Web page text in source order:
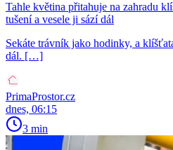
Tahle květina přitahuje na zahradu
tušení a vesele ji sází dál
Sekáte trávník jako hodinky, a
dál. […]
PrimaProstor.cz
dnes, 06:15
3 min